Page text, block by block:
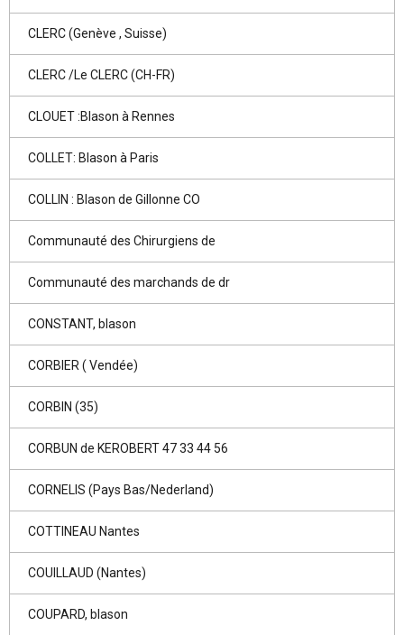
CLERC (Genève , Suisse)
CLERC /Le CLERC (CH-FR)
CLOUET :Blason à Rennes
COLLET: Blason à Paris
COLLIN : Blason de Gillonne CO
Communauté des Chirurgiens de
Communauté des marchands de dr
CONSTANT, blason
CORBIER ( Vendée)
CORBIN (35)
CORBUN de KEROBERT 47 33 44 56
CORNELIS (Pays Bas/Nederland)
COTTINEAU Nantes
COUILLAUD (Nantes)
COUPARD, blason